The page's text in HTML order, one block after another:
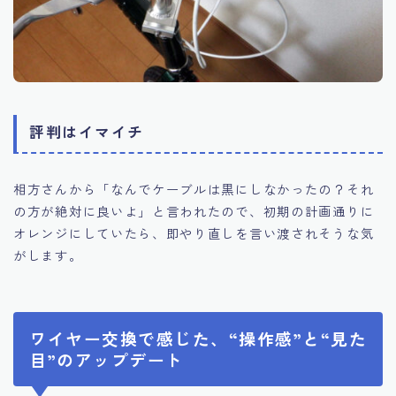
評判はイマイチ
相方さんから「なんでケーブルは黒にしなかったの？それ
の方が絶対に良いよ」と言われたので、初期の計画通りに
オレンジにしていたら、即やり直しを言い渡されそうな気
がします。
ワイヤー交換で感じた、“操作感”と“見た
目”のアップデート